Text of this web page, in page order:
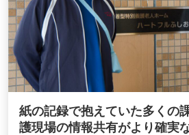
紙の記録で抱えていた多くの
護現場の情報共有がより確実